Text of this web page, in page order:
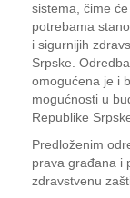
sistema, čime
potrebama
i sigurnijih
Srpske.
omogućena je i
mogućnosti u
Republike
Predloženim
prava građana i
zdravstvenu